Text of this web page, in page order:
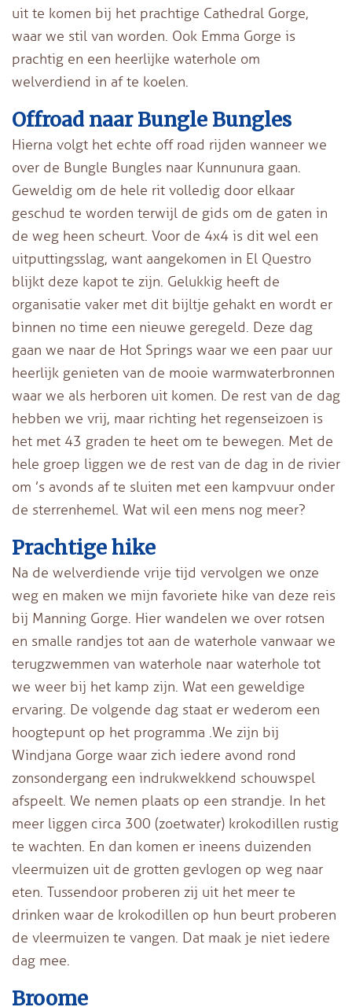
uit te komen bij het prachtige Cathedral Gorge,
waar we stil van worden. Ook Emma Gorge is
prachtig en een heerlijke waterhole om
welverdiend in af te koelen.
Offroad naar Bungle Bungles
Hierna volgt het echte off road rijden wanneer we
over de Bungle Bungles naar Kunnunura gaan.
Geweldig om de hele rit volledig door elkaar
geschud te worden terwijl de gids om de gaten in
de weg heen scheurt. Voor de 4x4 is dit wel een
uitputtingsslag, want aangekomen in El Questro
blijkt deze kapot te zijn. Gelukkig heeft de
organisatie vaker met dit bijltje gehakt en wordt er
binnen no time een nieuwe geregeld. Deze dag
gaan we naar de Hot Springs waar we een paar uur
heerlijk genieten van de mooie warmwaterbronnen
waar we als herboren uit komen. De rest van de dag
hebben we vrij, maar richting het regenseizoen is
het met 43 graden te heet om te bewegen. Met de
hele groep liggen we de rest van de dag in de rivier
om ’s avonds af te sluiten met een kampvuur onder
de sterrenhemel. Wat wil een mens nog meer?
Prachtige hike
Na de welverdiende vrije tijd vervolgen we onze
weg en maken we mijn favoriete hike van deze reis
bij Manning Gorge. Hier wandelen we over rotsen
en smalle randjes tot aan de waterhole vanwaar we
terugzwemmen van waterhole naar waterhole tot
we weer bij het kamp zijn. Wat een geweldige
ervaring. De volgende dag staat er wederom een
hoogtepunt op het programma .We zijn bij
Windjana Gorge waar zich iedere avond rond
zonsondergang een indrukwekkend schouwspel
afspeelt. We nemen plaats op een strandje. In het
meer liggen circa 300 (zoetwater) krokodillen rustig
te wachten. En dan komen er ineens duizenden
vleermuizen uit de grotten gevlogen op weg naar
eten. Tussendoor proberen zij uit het meer te
drinken waar de krokodillen op hun beurt proberen
de vleermuizen te vangen. Dat maak je niet iedere
dag mee.
Broome